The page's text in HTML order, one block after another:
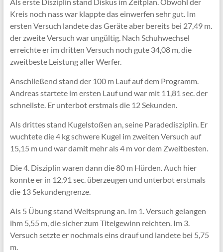
Kreis noch nass war klappte das einwerfen sehr gut. Im
ersten Versuch landete das Geräte aber bereits bei 27,49 m.
der zweite Versuch war ungültig. Nach Schuhwechsel
erreichte er im dritten Versuch noch gute 34,08 m, die
zweitbeste Leistung aller Werfer.
Anschließend stand der 100 m Lauf auf dem Programm.
Andreas startete im ersten Lauf und war mit 11,81 sec. der
schnellste. Er unterbot erstmals die 12 Sekunden.
Als drittes stand Kugelstoßen an, seine Paradedisziplin. Er
wuchtete die 4 kg schwere Kugel im zweiten Versuch auf
15,15 m und war damit mehr als 4 m vor dem Zweitbesten.
Die 4. Disziplin waren dann die 80 m Hürden. Auch hier
konnte er in 12,91 sec. überzeugen und unterbot erstmals
die 13 Sekundengrenze.
Als 5 Übung stand Weitsprung an. Im 1. Versuch gelangen
ihm 5,55 m, die sicher zum Titelgewinn reichten. Im 3.
Versuch setzte er nochmals eins drauf und landete bei 5,75
m.